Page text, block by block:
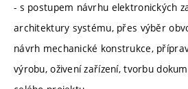
- s postupem návrhu elektronických
architektury systému, přes výběr
návrh mechanické konstrukce,
výrobu, oživení zařízení, tvorbu